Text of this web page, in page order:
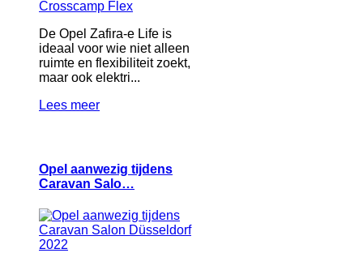
De Opel Zafira-e Life is
ideaal voor wie niet alleen
ruimte en flexibiliteit zoekt,
maar ook elektri...
Lees meer
Opel aanwezig tijdens
Caravan Salo…